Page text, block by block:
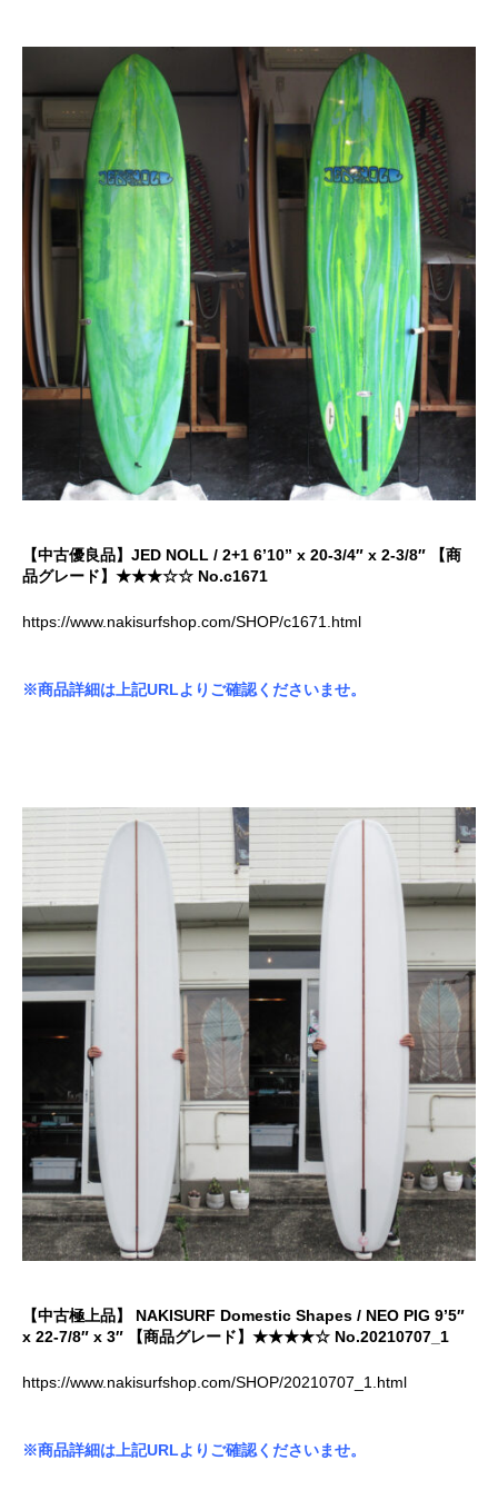
【中古優良品】JED NOLL / 2+1 6’10” x 20-3/4″ x 2-3/8″ 【商
品グレード】★★★☆☆ No.c1671
https://www.nakisurfshop.com/SHOP/c1671.html
※商品詳細は上記URLよりご確認くださいませ。
【中古極上品】 NAKISURF Domestic Shapes / NEO PIG 9’5″
x 22-7/8″ x 3″ 【商品グレード】★★★★☆ No.20210707_1
https://www.nakisurfshop.com/SHOP/20210707_1.html
※商品詳細は上記URLよりご確認くださいませ。